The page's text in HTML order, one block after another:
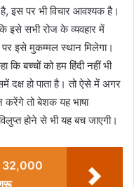
है, इस पर भी विचार आवश्यक है।
इसे सभी रोज के व्यवहार में
पर इसे मुकम्मल स्थान मिलेगा।
बच्चों को हम हिंदी नहीं भी
दक्ष हो पाता है। तो ऐसे में अगर
करेंगे तो बेशक यह भाषा
होने से भी यह बच जाएगी।
32,000